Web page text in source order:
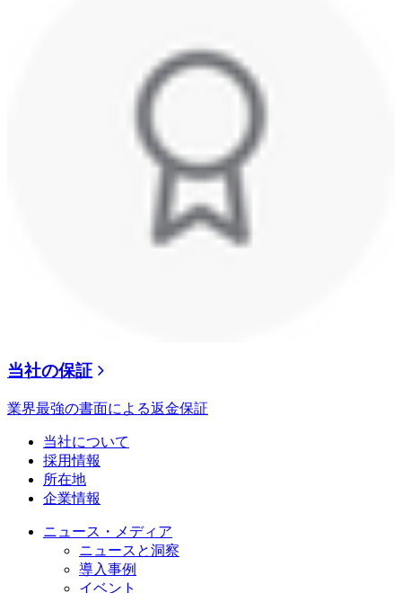
当社の保証
業界最強の書面による返金保証
当社について
採用情報
所在地
企業情報
ニュース・メディア
ニュースと洞察
導入事例
イベント